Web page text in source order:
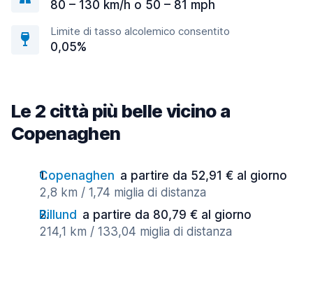
80 – 130 km/h o 50 – 81 mph
Limite di tasso alcolemico consentito
0,05%
Le 2 città più belle vicino a
Copenaghen
Copenaghen a partire da 52,91 € al giorno
2,8 km / 1,74 miglia di distanza
Billund a partire da 80,79 € al giorno
214,1 km / 133,04 miglia di distanza